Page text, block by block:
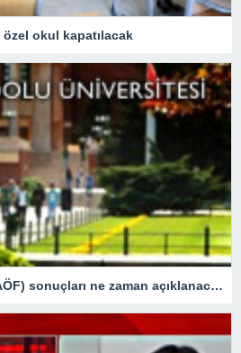
okul kapatılacak
Açıköğretim sınavları (AÖF) sonuçları ne zaman açıklanacak? (2023 AÖF sonuçları sorgulama ekranı) – Son Dakika Eğitim Haberleri